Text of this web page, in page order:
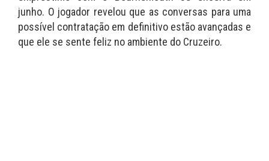
junho. O jogador revelou que as conversas para uma
possível contratação em definitivo estão avançadas e
que ele se sente feliz no ambiente do Cruzeiro.